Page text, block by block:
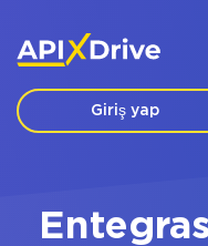
Giriş yap